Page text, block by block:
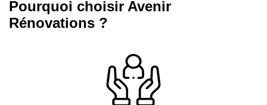
Pourquoi choisir Avenir
Rénovations ?